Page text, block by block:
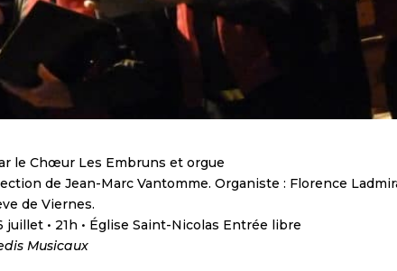
le Chœur Les Embruns et orgue
de Jean-Marc Vantomme. Organiste : Florence
de Viernes.
juillet • 21h • Église Saint-Nicolas Entrée libre
Musicaux